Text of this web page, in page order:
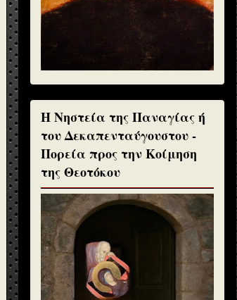
H Νηστεία της Παναγίας ή
του Δεκαπενταύγουστου -
Πορεία προς την Κοίμηση
της Θεοτόκου